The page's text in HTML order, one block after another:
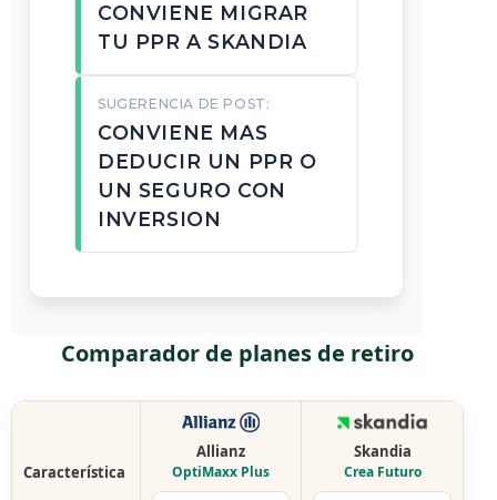
CONVIENE MIGRAR
TU PPR A SKANDIA
SUGERENCIA DE POST:
CONVIENE MAS
DEDUCIR UN PPR O
UN SEGURO CON
INVERSION
Comparador de planes de retiro
Característica
Allianz
OptiMaxx Plus
Skandia
Crea Futuro